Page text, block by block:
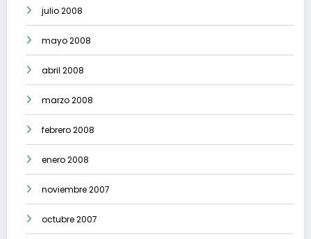
julio 2008
mayo 2008
abril 2008
marzo 2008
febrero 2008
enero 2008
noviembre 2007
octubre 2007